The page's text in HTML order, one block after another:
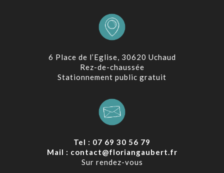
6 Place de l’Eglise, 30620 Uchaud
Rez-de-chaussée
Stationnement public gratuit
Tel : 07 69 30 56 79
Mail : contact@floriangaubert.fr
Sur rendez-vous